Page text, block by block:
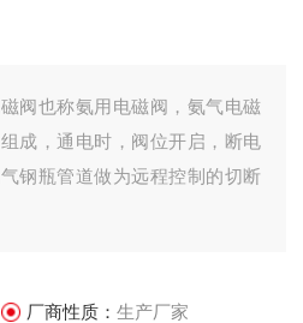
阀也称氨用电磁阀，氨气电磁
成，通电时，阀位开启，断电
钢瓶管道做为远程控制的切断
厂商性质： 生产厂家